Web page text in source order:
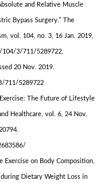
and Relative Muscle
Bypass Surgery.” The
vol. 104, no. 3, 16 Jan. 2019,
104/3/711/5289722,
20 Nov. 2019.
711/5289722
The Future of Lifestyle
Healthcare, vol. 6, 24 Nov.
Exercise on Body Composition,
Dietary Weight Loss in